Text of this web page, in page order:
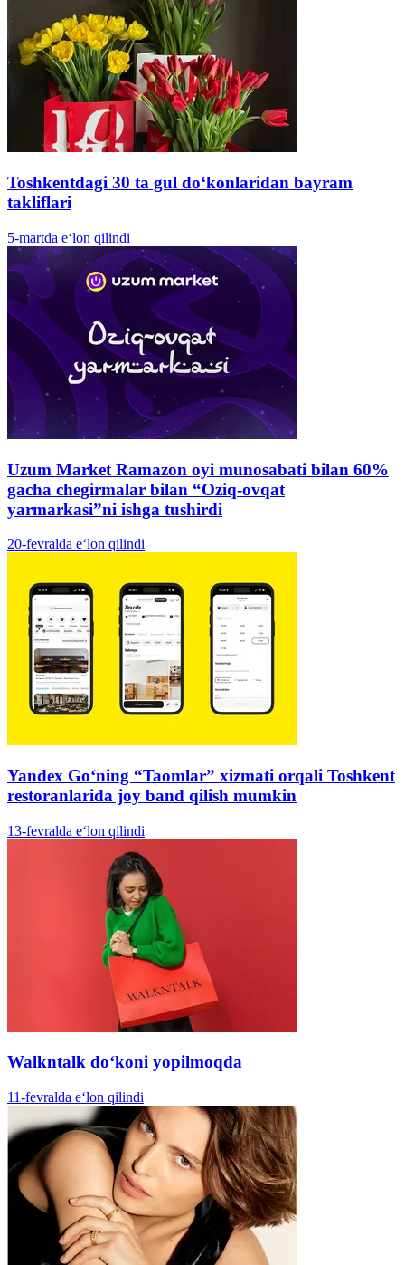
Toshkentdagi 30 ta gul doʻkonlaridan bayram
takliflari
5-martda e‘lon qilindi
Uzum Market Ramazon oyi munosabati bilan 60%
gacha chegirmalar bilan “Oziq-ovqat
yarmarkasi”ni ishga tushirdi
20-fevralda e‘lon qilindi
Yandex Goʻning “Taomlar” xizmati orqali Toshkent
restoranlarida joy band qilish mumkin
13-fevralda e‘lon qilindi
Walkntalk doʻkoni yopilmoqda
11-fevralda e‘lon qilindi